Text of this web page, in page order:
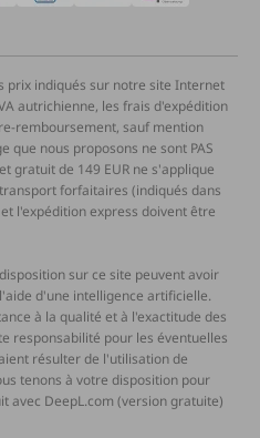
prix indiqués sur notre site Internet
autrichienne, les frais d'expédition
remboursement, sauf mention
que nous proposons ne sont PAS
gratuit de 149 EUR ne s'applique
forfaitaires (indiqués dans
l'expédition express doivent être
sur ce site peuvent avoir
d'une intelligence artificielle.
à la qualité et à l'exactitude des
responsabilité pour les éventuelles
résulter de l'utilisation de
tenons à votre disposition pour
avec DeepL.com (version gratuite)